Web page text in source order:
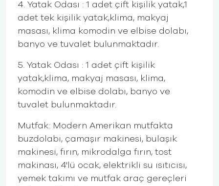
4. Yatak Odası : 1 adet çift kişilik yatak,1
adet tek kişilik yatak,klima, makyaj
masası, klima komodin ve elbise dolabı,
banyo ve tuvalet bulunmaktadır.
5. Yatak Odası : 1 adet çift kişilik
yatak,klima, makyaj masası, klima,
komodin ve elbise dolabı, banyo ve
tuvalet bulunmaktadır.
Mutfak: Modern Amerikan mutfakta
buzdolabı, çamaşır makinesi, bulaşık
makinesi, fırın, mikrodalga fırın, tost
makinası, 4'lü ocak, elektrikli su ısıtıcısı,
yemek takımı ve mutfak araç gereçleri